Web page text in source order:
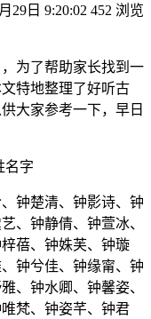
29日 9:20:02 452 浏览
为了帮助家长找到一
特地整理了好听古
大家参考一下，早日
钟楚清、钟影诗、钟
、钟静倩、钟萱冰、
蓓、钟姝芙、钟璇
钟兮佳、钟缘甯、钟
、钟水卿、钟馨姿、
梵、钟姿芊、钟君